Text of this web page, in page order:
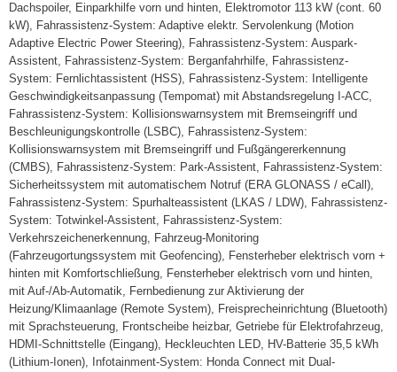
Dachspoiler, Einparkhilfe vorn und hinten, Elektromotor 113 kW (cont. 60
kW), Fahrassistenz-System: Adaptive elektr. Servolenkung (Motion
Adaptive Electric Power Steering), Fahrassistenz-System: Auspark-
Assistent, Fahrassistenz-System: Berganfahrhilfe, Fahrassistenz-
System: Fernlichtassistent (HSS), Fahrassistenz-System: Intelligente
Geschwindigkeitsanpassung (Tempomat) mit Abstandsregelung I-ACC,
Fahrassistenz-System: Kollisionswarnsystem mit Bremseingriff und
Beschleunigungskontrolle (LSBC), Fahrassistenz-System:
Kollisionswarnsystem mit Bremseingriff und Fußgängererkennung
(CMBS), Fahrassistenz-System: Park-Assistent, Fahrassistenz-System:
Sicherheitssystem mit automatischem Notruf (ERA GLONASS / eCall),
Fahrassistenz-System: Spurhalteassistent (LKAS / LDW), Fahrassistenz-
System: Totwinkel-Assistent, Fahrassistenz-System:
Verkehrszeichenerkennung, Fahrzeug-Monitoring
(Fahrzeugortungssystem mit Geofencing), Fensterheber elektrisch vorn +
hinten mit Komfortschließung, Fensterheber elektrisch vorn und hinten,
mit Auf-/Ab-Automatik, Fernbedienung zur Aktivierung der
Heizung/Klimaanlage (Remote System), Freisprecheinrichtung (Bluetooth)
mit Sprachsteuerung, Frontscheibe heizbar, Getriebe für Elektrofahrzeug,
HDMI-Schnittstelle (Eingang), Heckleuchten LED, HV-Batterie 35,5 kWh
(Lithium-Ionen), Infotainment-System: Honda Connect mit Dual-